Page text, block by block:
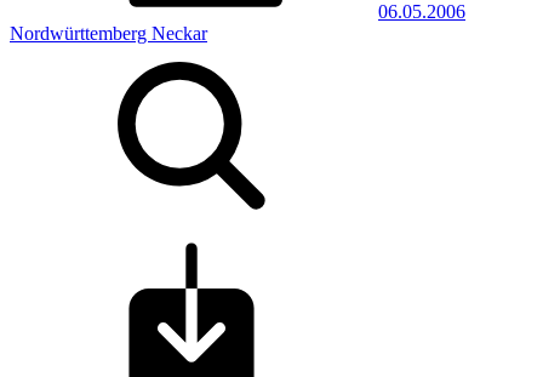
06.05.2006
Nordwürttemberg Neckar